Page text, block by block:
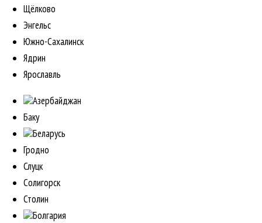
Щёлково
Энгельс
Южно-Сахалинск
Ядрин
Ярославль
Азербайджан
Баку
Беларусь
Гродно
Слуцк
Солигорск
Столин
Болгария